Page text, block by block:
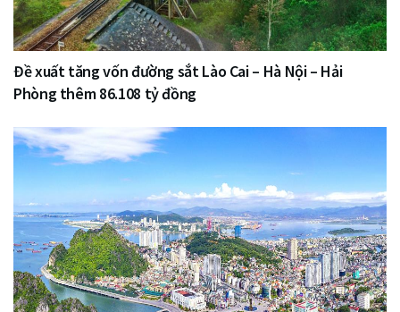
Đề xuất tăng vốn đường sắt Lào Cai – Hà Nội – Hải
Phòng thêm 86.108 tỷ đồng